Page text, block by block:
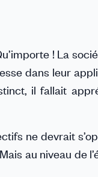
! La
dans leur
il fallait
ne devrait
au niveau de